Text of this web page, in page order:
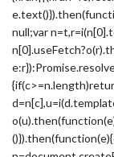
null;var